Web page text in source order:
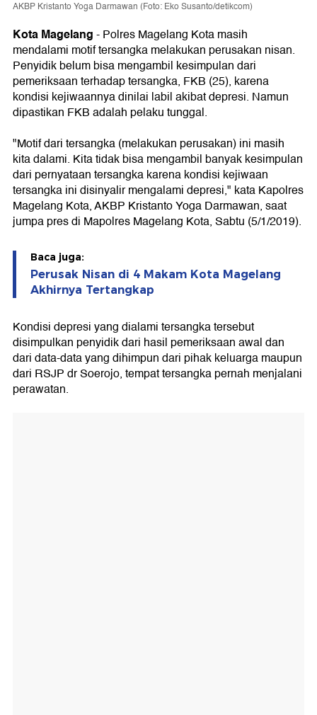
AKBP Kristanto Yoga Darmawan (Foto: Eko Susanto/detikcom)
Kota Magelang-Polres Magelang Kota masih
mendalami motif tersangka melakukan perusakan nisan.
Penyidik belum bisa mengambil kesimpulan dari
pemeriksaan terhadap tersangka, FKB (25), karena
kondisi kejiwaannya dinilai labil akibat depresi. Namun
dipastikan FKB adalah pelaku tunggal.
"Motif dari tersangka (melakukan perusakan) ini masih
kita dalami. Kita tidak bisa mengambil banyak kesimpulan
dari pernyataan tersangka karena kondisi kejiwaan
tersangka ini disinyalir mengalami depresi," kata Kapolres
Magelang Kota, AKBP Kristanto Yoga Darmawan, saat
jumpa pres di Mapolres Magelang Kota, Sabtu (5/1/2019).
Baca juga:
Perusak Nisan di 4 Makam Kota Magelang
Akhirnya Tertangkap
Kondisi depresi yang dialami tersangka tersebut
disimpulkan penyidik dari hasil pemeriksaan awal dan
dari data-data yang dihimpun dari pihak keluarga maupun
dari RSJP dr Soerojo, tempat tersangka pernah menjalani
perawatan.